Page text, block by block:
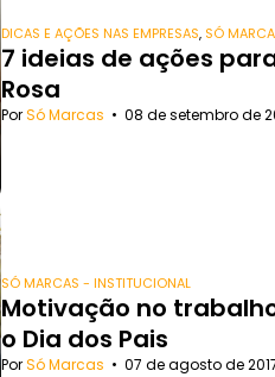
DICAS E AÇÕES NAS EMPRESAS, SÓ
7 ideias de ações
Rosa
PorSó Marcas • 08 de setembro de
SÓ MARCAS - INSTITUCIONAL
Motivação no
o Dia dos Pais
PorSó Marcas • 07 de agosto de